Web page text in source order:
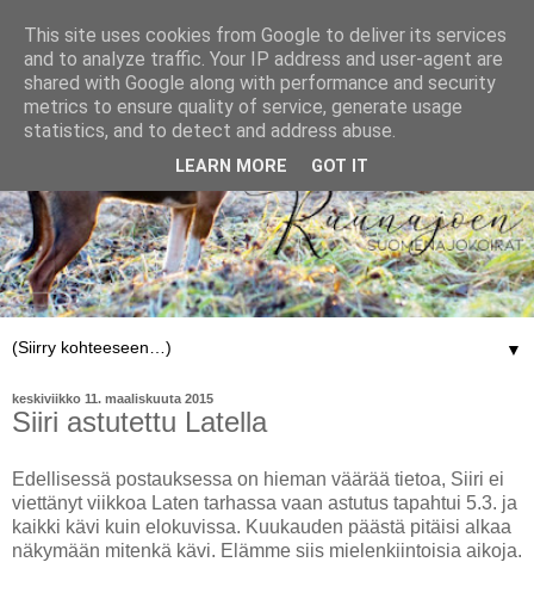
▼
keskiviikko 11. maaliskuuta 2015
Siiri astutettu Latella
Edellisessä postauksessa on hieman väärää tietoa, Siiri ei
viettänyt viikkoa Laten tarhassa vaan astutus tapahtui 5.3. ja
kaikki kävi kuin elokuvissa. Kuukauden päästä pitäisi alkaa
näkymään mitenkä kävi. Elämme siis mielenkiintoisia aikoja.
This site uses cookies from Google to deliver its services
and to analyze traffic. Your IP address and user-agent are
shared with Google along with performance and security
metrics to ensure quality of service, generate usage
statistics, and to detect and address abuse.
LEARN MORE GOT IT